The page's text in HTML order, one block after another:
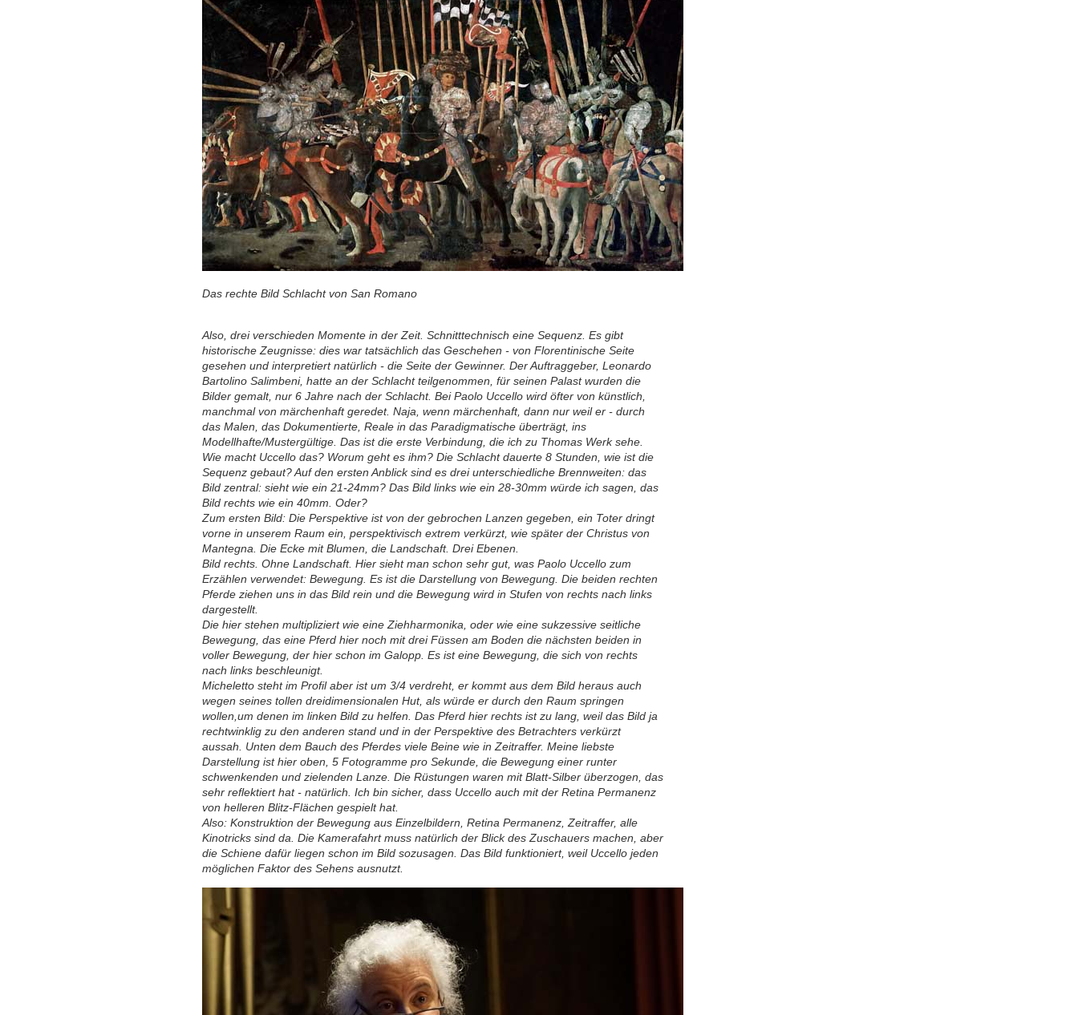
Das rechte Bild Schlacht von San Romano
Also, drei verschieden Momente in der Zeit. Schnitttechnisch eine Sequenz. Es gibt
historische Zeugnisse: dies war tatsächlich das Geschehen - von Florentinische Seite
gesehen und interpretiert natürlich - die Seite der Gewinner. Der Auftraggeber, Leonardo
Bartolino Salimbeni, hatte an der Schlacht teilgenommen, für seinen Palast wurden die
Bilder gemalt, nur 6 Jahre nach der Schlacht. Bei Paolo Uccello wird öfter von künstlich,
manchmal von märchenhaft geredet. Naja, wenn märchenhaft, dann nur weil er - durch
das Malen, das Dokumentierte, Reale in das Paradigmatische überträgt, ins
Modellhafte/Mustergültige. Das ist die erste Verbindung, die ich zu Thomas Werk sehe.
Wie macht Uccello das? Worum geht es ihm? Die Schlacht dauerte 8 Stunden, wie ist die
Sequenz gebaut? Auf den ersten Anblick sind es drei unterschiedliche Brennweiten: das
Bild zentral: sieht wie ein 21-24mm? Das Bild links wie ein 28-30mm würde ich sagen, das
Bild rechts wie ein 40mm. Oder?
Zum ersten Bild: Die Perspektive ist von der gebrochen Lanzen gegeben, ein Toter dringt
vorne in unserem Raum ein, perspektivisch extrem verkürzt, wie später der Christus von
Mantegna. Die Ecke mit Blumen, die Landschaft. Drei Ebenen.
Bild rechts. Ohne Landschaft. Hier sieht man schon sehr gut, was Paolo Uccello zum
Erzählen verwendet: Bewegung. Es ist die Darstellung von Bewegung. Die beiden rechten
Pferde ziehen uns in das Bild rein und die Bewegung wird in Stufen von rechts nach links
dargestellt.
Die hier stehen multipliziert wie eine Ziehharmonika, oder wie eine sukzessive seitliche
Bewegung, das eine Pferd hier noch mit drei Füssen am Boden die nächsten beiden in
voller Bewegung, der hier schon im Galopp. Es ist eine Bewegung, die sich von rechts
nach links beschleunigt.
Micheletto steht im Profil aber ist um 3/4 verdreht, er kommt aus dem Bild heraus auch
wegen seines tollen dreidimensionalen Hut, als würde er durch den Raum springen
wollen,um denen im linken Bild zu helfen. Das Pferd hier rechts ist zu lang, weil das Bild ja
rechtwinklig zu den anderen stand und in der Perspektive des Betrachters verkürzt
aussah. Unten dem Bauch des Pferdes viele Beine wie in Zeitraffer. Meine liebste
Darstellung ist hier oben, 5 Fotogramme pro Sekunde, die Bewegung einer runter
schwenkenden und zielenden Lanze. Die Rüstungen waren mit Blatt-Silber überzogen, das
sehr reflektiert hat - natürlich. Ich bin sicher, dass Uccello auch mit der Retina Permanenz
von helleren Blitz-Flächen gespielt hat.
Also: Konstruktion der Bewegung aus Einzelbildern, Retina Permanenz, Zeitraffer, alle
Kinotricks sind da. Die Kamerafahrt muss natürlich der Blick des Zuschauers machen, aber
die Schiene dafür liegen schon im Bild sozusagen. Das Bild funktioniert, weil Uccello jeden
möglichen Faktor des Sehens ausnutzt.